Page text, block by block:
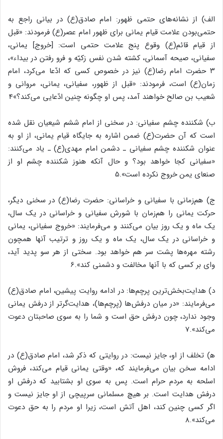
الف) از نشانه‌های حتمی ظهور: امام صادق(ع) در بیانی راجع به
حتمی‌بودن علامت قیام یمانی برای ظهور امام عصر(ع) فرمودند: «قبل
از قیام قائم(ع) وقوع پنج علامت حتمی است: [خروج] یمانی،
سفیانی، صیحه آسمانی، کشته شدن نفس زکیّه و فرو رفتن در بیداء»،
۳ حضرت امام رضا(ع) نیز در خصوص کسی که ادّعا می‌کرد، امام
زمان(ع) است، فرمودند: «قبل از ظهور، سفیانی، یمانی، مروانی و
شعیب بن صالح خواهند آمد، پس او چگونه چنین ادّعایی می‌کند؟»4
ب) شکننده چشم سفیانی: در سخنی از امام ششم شیعیان نقل شده
است که آن حضرت(ع) ضمن اشاره به جایگاه قیام یمانی، از او به
عنوان شکننده چشم سفیانی ـ دشمن امام مهدی(ع) ـ یاد می‌کنند:
«سفیانی کجا خواهد بود؟ و حال آنکه هنوز شکننده چشم او از
صنعای یمن خروج نکرده است».5
ج) هم‌زمانی با سفیانی و خراسانی: حضرت رضا(ع) در سخنی دیگر،
حرکت یمانی را هم‌زمان با شورش سفیانی و خراسانی در یک سال،
یک ماه و یک روز بیان می‌کنند و می‌فرمایند: «خروج سفیانی، یمانی
و خراسانی در یک سال، یک ماه و یک روز و ترتیب آنها همچون
رشته مهره‌ها پشت سر هم خواهد بود. سختی از هر سو پدید آید،
وای بر کسی که با آنها مخالفت و دشمنی کند».6
د) هدایت‌بخش‌ترین پرچم‌ها: در ادامه روایت پیشین، امام صادق(ع)
می‌فرمایند: «در میان درفش‌ها (پرچم‌ها)، هدایت‌گرتر از درفش یمانی
وجود ندارد، چون درفش حق است و شما را به سوی صاحبتان دعوت
می‌کند».7
ه‍) تخلف از او، جایز نیست: در روایتی که ذکر شد، امام صادق(ع) در
ادامه سخن بیان می‌فرمایند که، «وقتی یمانی قیام می‌کند، فروش
اسلحه به مردم حرام است. پس به سوی او بشتابید که درفش او
درفش هدایت است. بر هیچ مسلمانی سرپیچی از او جایز نیست و
اگر کسی چنین کند، اهل آتش است، زیرا او مردم را به حق دعوت
می‌کند».8